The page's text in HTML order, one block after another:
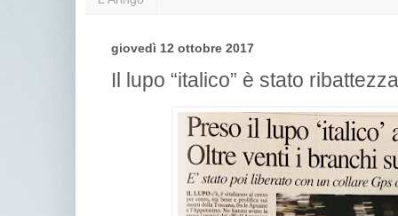
giovedì 12 ottobre 2017
Il lupo “italico” è stato